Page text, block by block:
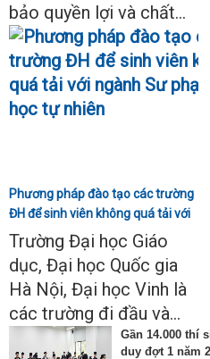
bảo quyền lợi và chất...
Phương pháp đào tạo các trường
ĐH để sinh viên không quá tải với
ngành Sư phạm Khoa học tự
nhiên
Trường Đại học Giáo
dục, Đại học Quốc gia
Hà Nội, Đại học Vinh là
các trường đi đầu và...
Gần 14.000 thí
duy đợt 1 năm